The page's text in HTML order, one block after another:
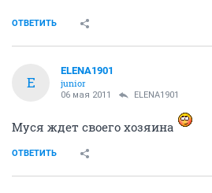
ОТВЕТИТЬ
E
ELENA1901
junior
06 мая 2011 ELENA1901
Муся ждет своего хозяина
ОТВЕТИТЬ